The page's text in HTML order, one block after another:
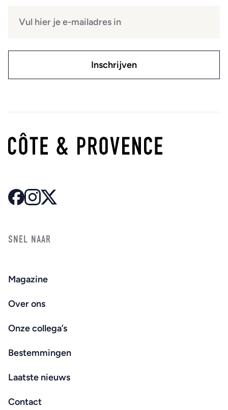
SNEL NAAR
Magazine
Over ons
Onze collega’s
Bestemmingen
Laatste nieuws
Contact